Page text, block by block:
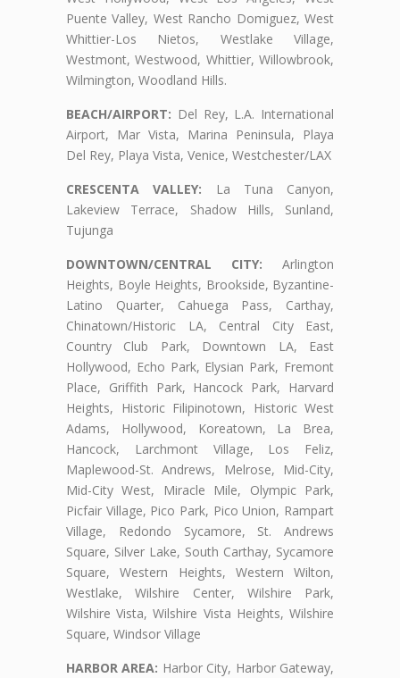
Puente Valley, West Rancho Domiguez, West
Whittier-Los Nietos, Westlake Village,
Westmont, Westwood, Whittier, Willowbrook,
Wilmington, Woodland Hills.
BEACH/AIRPORT: Del Rey, L.A. International
Airport, Mar Vista, Marina Peninsula, Playa
Del Rey, Playa Vista, Venice, Westchester/LAX
CRESCENTA VALLEY: La Tuna Canyon,
Lakeview Terrace, Shadow Hills, Sunland,
Tujunga
DOWNTOWN/CENTRAL CITY: Arlington
Heights, Boyle Heights, Brookside, Byzantine-
Latino Quarter, Cahuega Pass, Carthay,
Chinatown/Historic LA, Central City East,
Country Club Park, Downtown LA, East
Hollywood, Echo Park, Elysian Park, Fremont
Place, Griffith Park, Hancock Park, Harvard
Heights, Historic Filipinotown, Historic West
Adams, Hollywood, Koreatown, La Brea,
Hancock, Larchmont Village, Los Feliz,
Maplewood-St. Andrews, Melrose, Mid-City,
Mid-City West, Miracle Mile, Olympic Park,
Picfair Village, Pico Park, Pico Union, Rampart
Village, Redondo Sycamore, St. Andrews
Square, Silver Lake, South Carthay, Sycamore
Square, Western Heights, Western Wilton,
Westlake, Wilshire Center, Wilshire Park,
Wilshire Vista, Wilshire Vista Heights, Wilshire
Square, Windsor Village
HARBOR AREA: Harbor City, Harbor Gateway,